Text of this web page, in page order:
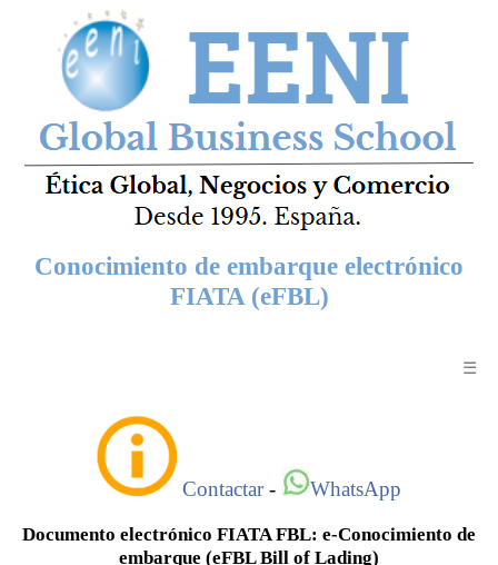
Conocimiento de embarque electrónico
FIATA (eFBL)
☰
Contactar- WhatsApp
Documento electrónico FIATA FBL: e-Conocimiento de
embarque (eFBL Bill of Lading)